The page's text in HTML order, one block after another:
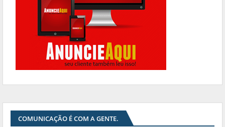
COMUNICAÇÃO É COM A GENTE.